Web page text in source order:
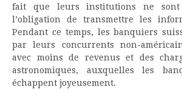
fait que leurs institutions ne sont
l’obligation de transmettre les
Pendant ce temps, les banquiers
par leurs concurrents non-
avec moins de revenus et des
astronomiques, auxquelles les
échappent joyeusement.